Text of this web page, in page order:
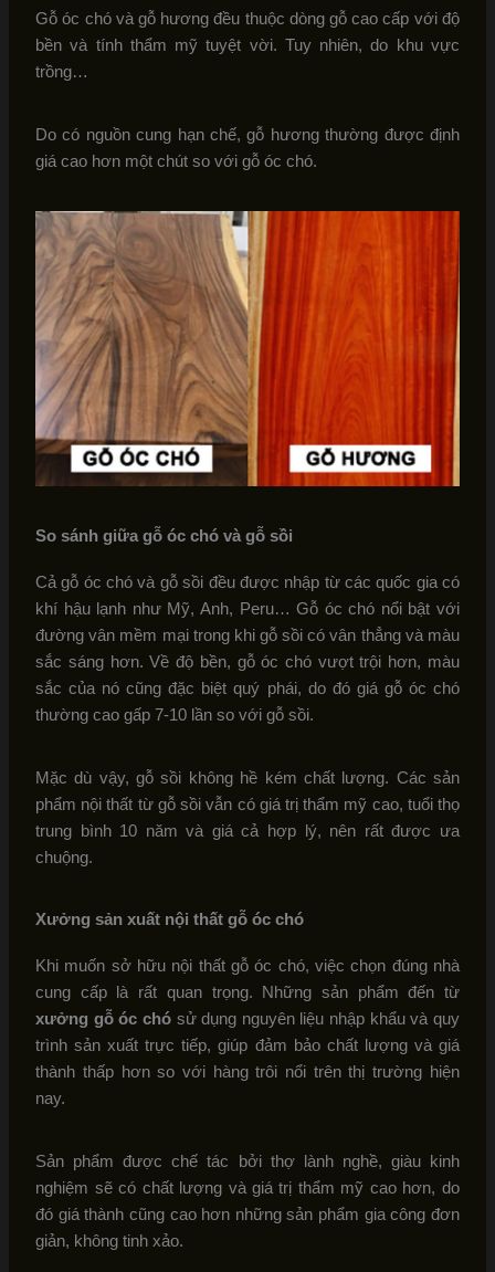
Gỗ óc chó và gỗ hương đều thuộc dòng gỗ cao cấp với độ
bền và tính thẩm mỹ tuyệt vời. Tuy nhiên, do khu vực
trồng…
Do có nguồn cung hạn chế, gỗ hương thường được định
giá cao hơn một chút so với gỗ óc chó.
So sánh giữa gỗ óc chó và gỗ sồi
Cả gỗ óc chó và gỗ sồi đều được nhập từ các quốc gia có
khí hậu lạnh như Mỹ, Anh, Peru… Gỗ óc chó nổi bật với
đường vân mềm mại trong khi gỗ sồi có vân thẳng và màu
sắc sáng hơn. Về độ bền, gỗ óc chó vượt trội hơn, màu
sắc của nó cũng đặc biệt quý phái, do đó giá gỗ óc chó
thường cao gấp 7-10 lần so với gỗ sồi.
Mặc dù vậy, gỗ sồi không hề kém chất lượng. Các sản
phẩm nội thất từ gỗ sồi vẫn có giá trị thẩm mỹ cao, tuổi thọ
trung bình 10 năm và giá cả hợp lý, nên rất được ưa
chuộng.
Xưởng sản xuất nội thất gỗ óc chó
Khi muốn sở hữu nội thất gỗ óc chó, việc chọn đúng nhà
cung cấp là rất quan trọng. Những sản phẩm đến từ
xưởng gỗ óc chósử dụng nguyên liệu nhập khẩu và quy
trình sản xuất trực tiếp, giúp đảm bảo chất lượng và giá
thành thấp hơn so với hàng trôi nổi trên thị trường hiện
nay.
Sản phẩm được chế tác bởi thợ lành nghề, giàu kinh
nghiệm sẽ có chất lượng và giá trị thẩm mỹ cao hơn, do
đó giá thành cũng cao hơn những sản phẩm gia công đơn
giản, không tinh xảo.